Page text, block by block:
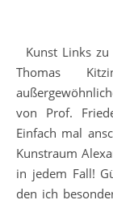
Kunst Links zu Museen und Künstlern, die ich schätze.
Thomas
von Prof.
Einfach mal
Kunstraum
in jedem Fall!
den ich